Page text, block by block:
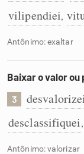
vilipendiei,
Antônimo: exaltar
Baixar o valor ou
3
desclassifiquei,
Antônimo: valorizar